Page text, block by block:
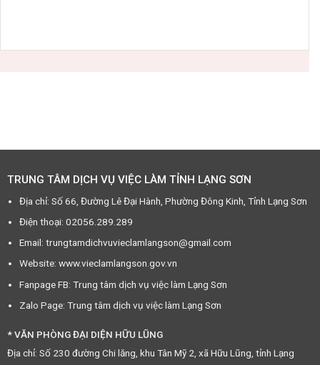
TRUNG TÂM DỊCH VỤ VIỆC LÀM TỈNH LẠNG SƠN
Địa chỉ: Số 66, Đường Lê Đại Hành, Phường Đông Kinh, Tỉnh Lạng Sơn
Điện thoại: 02056.289.289
Email: trungtamdichvuvieclamlangson@gmail.com
Website: www.vieclamlangson.gov.vn
Fanpage FB: Trung tâm dịch vụ việc làm Lạng Sơn
Zalo Page: Trung tâm dịch vụ việc làm Lạng Sơn
* VĂN PHÒNG ĐẠI DIỆN HỮU LŨNG
Địa chỉ: Số 230 đường Chi lăng, khu Tân Mỹ 2, xã Hữu Lũng, tỉnh Lạng